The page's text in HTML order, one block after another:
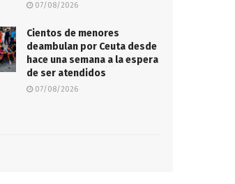
07/08/2026
Cientos de menores
deambulan por Ceuta desde
hace una semana a la espera
de ser atendidos
07/08/2026